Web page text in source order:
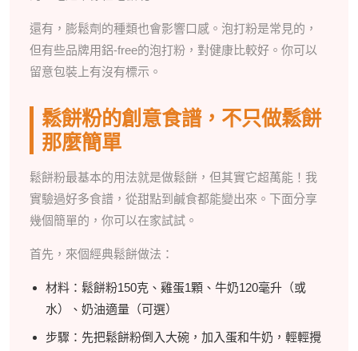
還有，膨鬆劑的種類也會影響口感。泡打粉是常見的，
但有些品牌用鋁-free的泡打粉，對健康比較好。你可以
留意包裝上有沒有標示。
鬆餅粉的創意食譜，不只做鬆餅
那麼簡單
鬆餅粉最基本的用法就是做鬆餅，但其實它超萬能！我
實驗過好多食譜，從甜點到鹹食都能變出來。下面分享
幾個簡單的，你可以在家試試。
首先，來個經典鬆餅做法：
材料：鬆餅粉150克、雞蛋1顆、牛奶120毫升（或
水）、奶油適量（可選）
步驟：先把鬆餅粉倒入大碗，加入蛋和牛奶，輕輕攪